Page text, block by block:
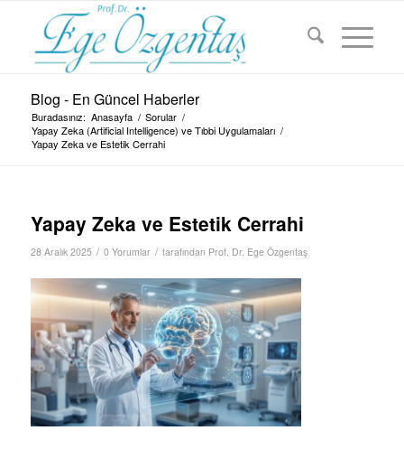
Blog - En Güncel Haberler
Buradasınız: Anasayfa / Sorular /
Yapay Zeka (Artificial Intelligence) ve Tıbbi Uygulamaları /
Yapay Zeka ve Estetik Cerrahi
Yapay Zeka ve Estetik Cerrahi
28 Aralık 2025 / 0 Yorumlar / tarafından Prof. Dr. Ege Özgentaş